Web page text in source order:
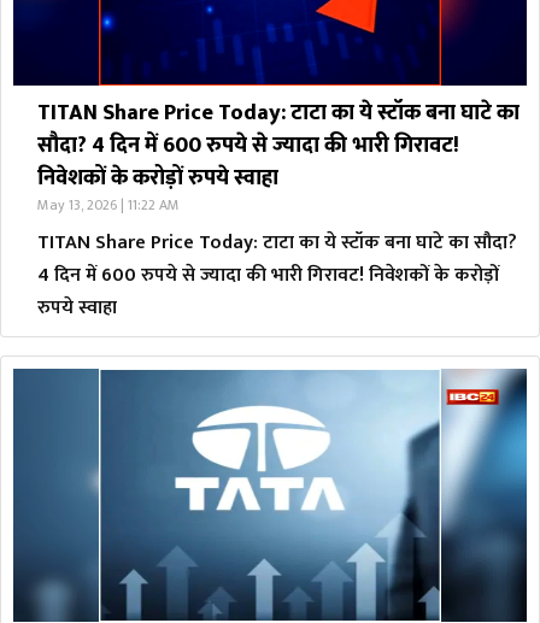
TITAN Share Price Today: टाटा का ये स्टॉक बना घाटे का
सौदा? 4 दिन में 600 रुपये से ज्यादा की भारी गिरावट!
निवेशकों के करोड़ों रुपये स्वाहा
May 13, 2026 | 11:22 AM
TITAN Share Price Today: टाटा का ये स्टॉक बना घाटे का सौदा?
4 दिन में 600 रुपये से ज्यादा की भारी गिरावट! निवेशकों के करोड़ों
रुपये स्वाहा